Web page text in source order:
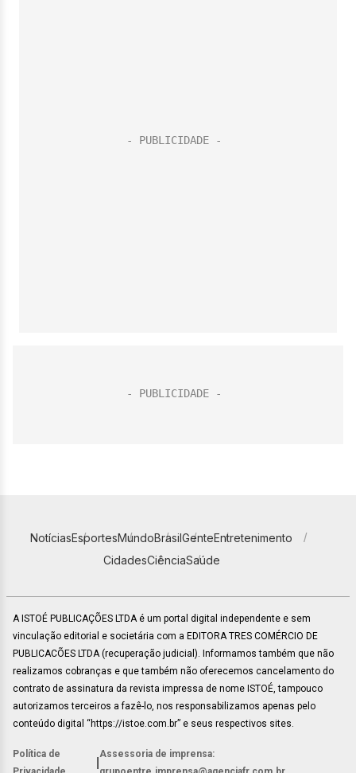
NotíciasEsportesMundoBrasilGenteEntretenimento
CidadesCiênciaSaúde
A ISTOÉ PUBLICAÇÕES LTDA é um portal digital independente e sem
vinculação editorial e societária com a EDITORA TRES COMÉRCIO DE
PUBLICACÕES LTDA (recuperação judicial). Informamos também que não
realizamos cobranças e que também não oferecemos cancelamento do
contrato de assinatura da revista impressa de nome ISTOÉ, tampouco
autorizamos terceiros a fazê-lo, nos responsabilizamos apenas pelo
conteúdo digital “https://istoe.com.br” e seus respectivos sites.
Política de
Assessoria de imprensa: